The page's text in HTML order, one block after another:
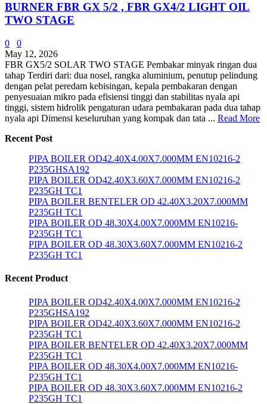
BURNER FBR GX 5/2 , FBR GX4/2 LIGHT OIL
TWO STAGE
0
0
May 12, 2026
FBR GX5/2 SOLAR TWO STAGE Pembakar minyak ringan dua
tahap Terdiri dari: dua nosel, rangka aluminium, penutup pelindung
dengan pelat peredam kebisingan, kepala pembakaran dengan
penyesuaian mikro pada efisiensi tinggi dan stabilitas nyala api
tinggi, sistem hidrolik pengaturan udara pembakaran pada dua tahap
nyala api Dimensi keseluruhan yang kompak dan tata ... Read More
Recent Post
PIPA BOILER OD42.40X4.00X7.000MM EN10216-2
P235GHSA192
PIPA BOILER OD42.40X3.60X7.000MM EN10216-2
P235GH TC1
PIPA BOILER BENTELER OD 42.40X3.20X7.000MM
P235GH TC1
PIPA BOILER OD 48.30X4.00X7.000MM EN10216-
P235GH TC1
PIPA BOILER OD 48.30X3.60X7.000MM EN10216-2
P235GH TC1
Recent Product
PIPA BOILER OD42.40X4.00X7.000MM EN10216-2
P235GHSA192
PIPA BOILER OD42.40X3.60X7.000MM EN10216-2
P235GH TC1
PIPA BOILER BENTELER OD 42.40X3.20X7.000MM
P235GH TC1
PIPA BOILER OD 48.30X4.00X7.000MM EN10216-
P235GH TC1
PIPA BOILER OD 48.30X3.60X7.000MM EN10216-2
P235GH TC1